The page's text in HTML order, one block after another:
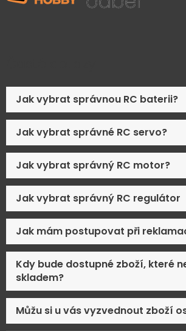
Jak vybrat správnou RC baterii?
Jak vybrat správné RC servo?
Jak vybrat správný RC motor?
Jak vybrat správný RC regulátor
Jak mám postupovat při
Kdy bude dostupné zboží, které
skladem?
Můžu si u vás vyzvednout zboží